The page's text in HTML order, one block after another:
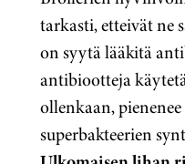
tarkasti, etteivät ne
on syytä lääkitä
antibiootteja
ollenkaan,
superbakteerien